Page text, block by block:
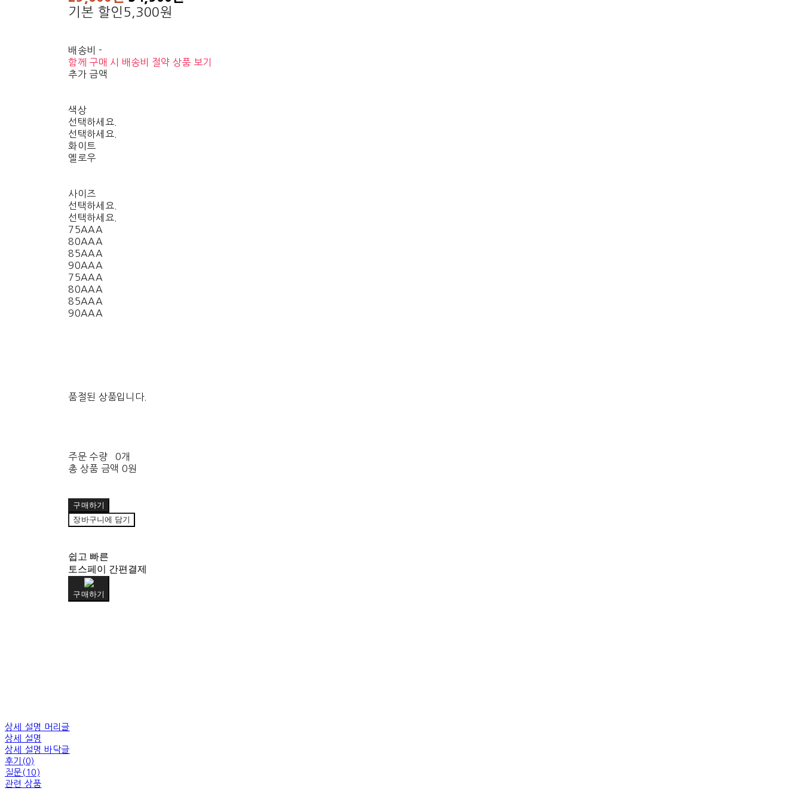
기본 할인 5,300원
배송비 -
함께 구매 시 배송비 절약 상품 보기
추가 금액
색상
선택하세요.
선택하세요.
화이트
옐로우
사이즈
선택하세요.
선택하세요.
75AAA
80AAA
85AAA
90AAA
75AAA
80AAA
85AAA
90AAA
품절된 상품입니다.
주문 수량
0개
총 상품 금액 0원
구매하기
장바구니에 담기
쉽고 빠른
토스페이 간편결제
구매하기
상세 설명 머리글
상세 설명
상세 설명 바닥글
후기(0)
질문(10)
관련 상품